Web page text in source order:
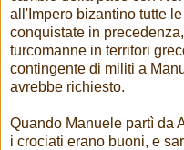
all'Impero bizantino tutte
conquistate in
turcomanne in territori
contingente di militi a
avrebbe richiesto.
Quando Manuele partì da
i crociati erano buoni, e